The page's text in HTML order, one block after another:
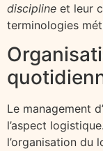
discipline et leur
terminologies
Le management
l’aspect logistique.
l’organisation du